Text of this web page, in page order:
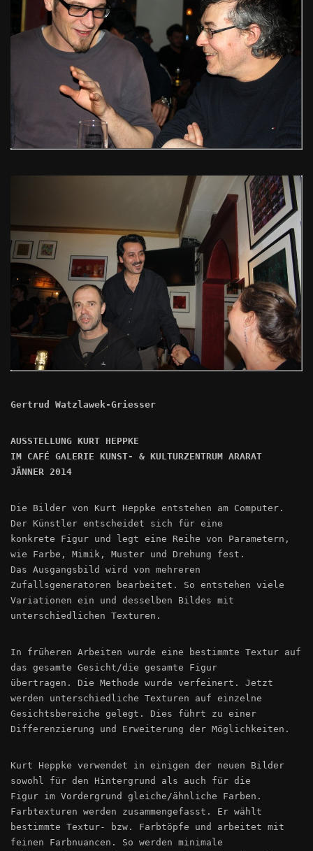
Gertrud Watzlawek-Griesser
AUSSTELLUNG KURT HEPPKE
IM CAFÉ GALERIE KUNST- & KULTURZENTRUM ARARAT
JÄNNER 2014
Die Bilder von Kurt Heppke entstehen am Computer.
Der Künstler entscheidet sich für eine
konkrete Figur und legt eine Reihe von Parametern,
wie Farbe, Mimik, Muster und Drehung fest.
Das Ausgangsbild wird von mehreren
Zufallsgeneratoren bearbeitet. So entstehen viele
Variationen ein und desselben Bildes mit
unterschiedlichen Texturen.
In früheren Arbeiten wurde eine bestimmte Textur auf
das gesamte Gesicht/die gesamte Figur
übertragen. Die Methode wurde verfeinert. Jetzt
werden unterschiedliche Texturen auf einzelne
Gesichtsbereiche gelegt. Dies führt zu einer
Differenzierung und Erweiterung der Möglichkeiten.
Kurt Heppke verwendet in einigen der neuen Bilder
sowohl für den Hintergrund als auch für die
Figur im Vordergrund gleiche/ähnliche Farben.
Farbtexturen werden zusammengefasst. Er wählt
bestimmte Textur- bzw. Farbtöpfe und arbeitet mit
feinen Farbnuancen. So werden minimale